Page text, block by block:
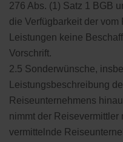
276 Abs. (1) Satz 1 BGB
die Verfügbarkeit der
Leistungen keine
Vorschrift.
2.5 Sonderwünsche,
Leistungsbeschreibung
Reiseunternehmens
nimmt der Reisevermittler
vermittelnde